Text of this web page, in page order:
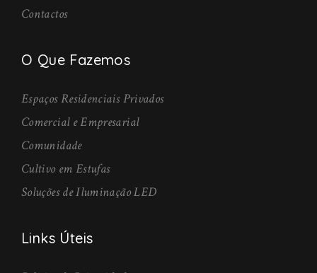
Contactos
O Que Fazemos
Espaços Residenciais Privados
Comercial e Empresarial
Comunidade
Cultivo em Estufas
Soluções de Iluminação LED
Links Úteis